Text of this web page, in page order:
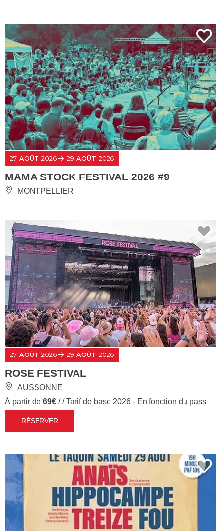
27 AOÛT 2026 29 AOÛT 2026
MAMA STOCK FESTIVAL 2026 #9
MONTPELLIER
27 AOÛT 2026 29 AOÛT 2026
ROSE FESTIVAL
AUSSONNE
À partir de 69€ / / Tarif de base 2026 - En fonction du pass
RÉSERVER